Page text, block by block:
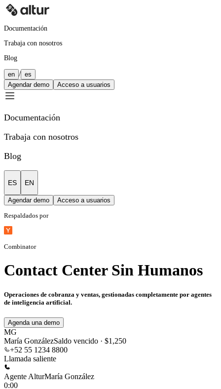
Documentación
Trabaja con nosotros
Blog
en / es
Agendar demo
Acceso a usuarios
Documentación
Trabaja con nosotros
Blog
ES EN
Agendar demo Acceso a usuarios
Respaldados por
Combinator
Contact Center Sin Humanos
Operaciones de cobranza y ventas, gestionadas completamente por agentes
de inteligencia artificial.
Agenda una demo
MG
María GonzálezSaldo vencido · $1,250
+52 55 1234 8800
Llamada saliente
Agente AlturMaría González
0:00